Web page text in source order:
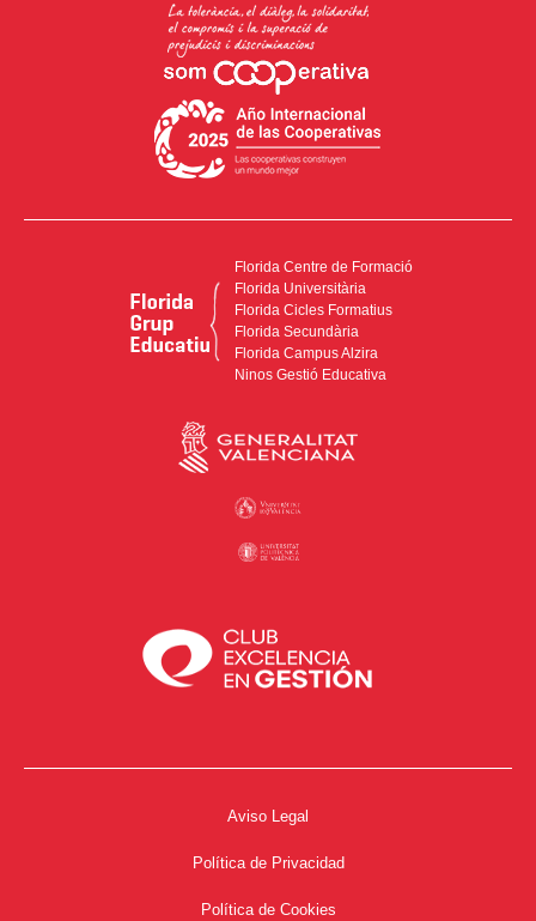
Florida Centre de Formació
Florida Universitària
Florida Cicles Formatius
Florida Secundària
Florida Campus Alzira
Ninos Gestió Educativa
Aviso Legal
Política de Privacidad
Política de Cookies